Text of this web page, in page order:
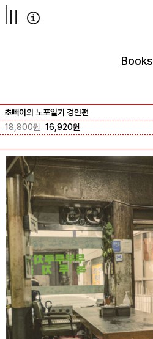
컨텐츠로
넘어가기
Books
초빼이의 노포일기 경인편
18,800원 16,920원